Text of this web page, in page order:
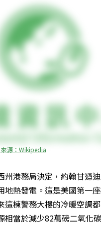
源：Wikipedia
州港務局決定，約翰甘迺
地熱發電。這是美國第一
這棟警務大樓的冷暖空調
相當於減少82萬磅二氧化